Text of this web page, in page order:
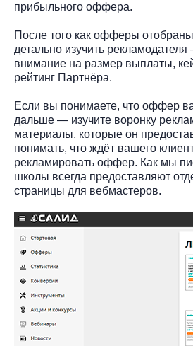
прибыльного оффера.
После того как офферы
детально изучить
внимание на размер выплаты,
рейтинг Партнёра.
Если вы понимаете, что оффер
дальше — изучите воронку
материалы, которые он
понимать, что ждёт вашего
рекламировать оффер. Как мы
школы всегда предоставляют
страницы для вебмастеров.